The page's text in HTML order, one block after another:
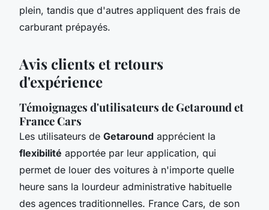
plein, tandis que d'autres appliquent des frais de
carburant prépayés.
Avis clients et retours
d'expérience
Témoignages d'utilisateurs de Getaround et
France Cars
Les utilisateurs de Getaround apprécient la
flexibilité apportée par leur application, qui
permet de louer des voitures à n'importe quelle
heure sans la lourdeur administrative habituelle
des agences traditionnelles. France Cars, de son